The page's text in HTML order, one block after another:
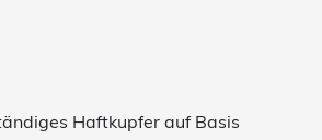
Haftkupfer auf Basis